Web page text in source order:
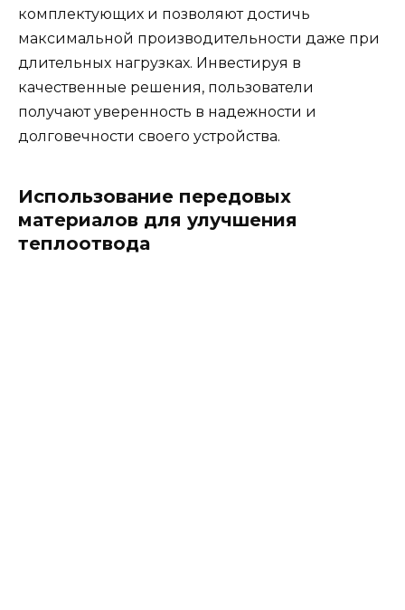
комплектующих и позволяют достичь
максимальной производительности даже при
длительных нагрузках. Инвестируя в
качественные решения, пользователи
получают уверенность в надежности и
долговечности своего устройства.
Использование передовых
материалов для улучшения
теплоотвода